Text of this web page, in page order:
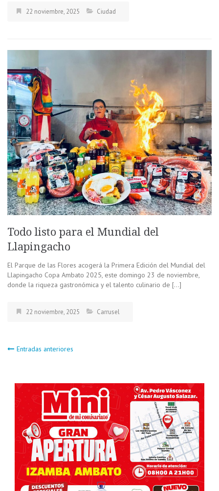
22 noviembre, 2025 Ciudad
Todo listo para el Mundial del
Llapingacho
El Parque de las Flores acogerá la Primera Edición del Mundial del
Llapingacho Copa Ambato 2025, este domingo 23 de noviembre,
donde la riqueza gastronómica y el talento culinario de […]
22 noviembre, 2025 Carrusel
Navegación
de
entradas
Entradas anteriores